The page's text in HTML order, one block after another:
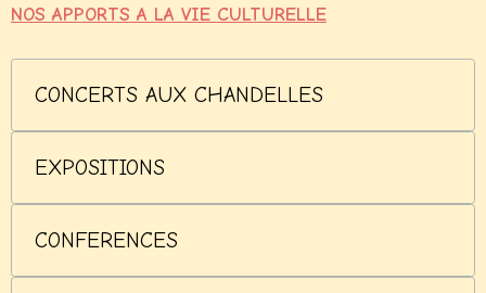
NOS APPORTS A LA VIE CULTURELLE
CONCERTS AUX CHANDELLES
EXPOSITIONS
CONFERENCES